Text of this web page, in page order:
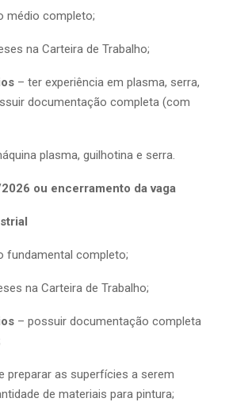
médio completo;
na Carteira de Trabalho;
– ter experiência em plasma, serra,
documentação completa (com
plasma, guilhotina e serra.
ou encerramento da vaga
fundamental completo;
na Carteira de Trabalho;
– possuir documentação completa
preparar as superfícies a serem
de materiais para pintura;